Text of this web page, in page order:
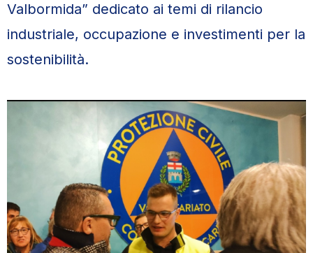
Valbormida” dedicato ai temi di rilancio
industriale, occupazione e investimenti per la
sostenibilità.